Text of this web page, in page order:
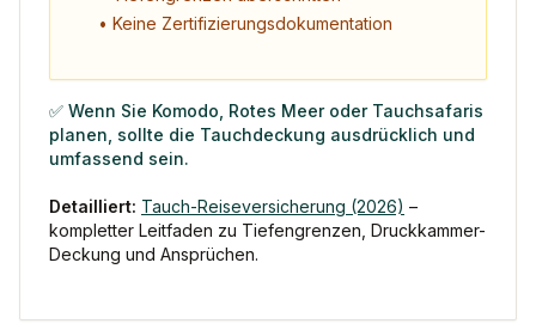
• Keine Zertifizierungsdokumentation
✅ Wenn Sie Komodo, Rotes Meer oder Tauchsafaris
planen, sollte die Tauchdeckung ausdrücklich und
umfassend sein.
Detailliert: Tauch-Reiseversicherung (2026) –
kompletter Leitfaden zu Tiefengrenzen, Druckkammer-
Deckung und Ansprüchen.